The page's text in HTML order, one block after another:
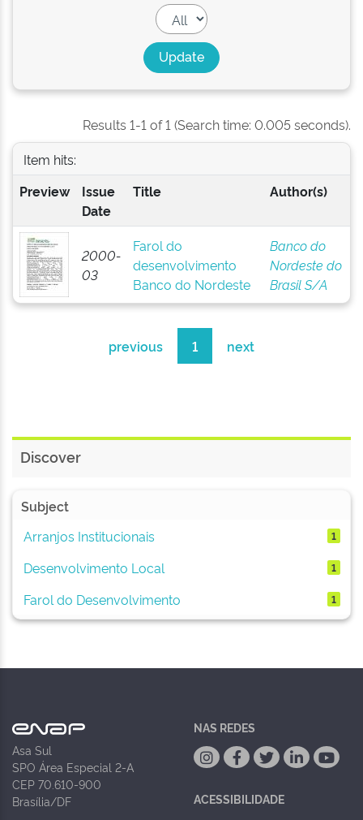
Results 1-1 of 1 (Search time: 0.005 seconds).
Item hits:
Preview
Issue
Date
Title Author(s)
2000-
03
Farol do
desenvolvimento
Banco do Nordeste
Banco do
Nordeste do
Brasil S/A
previous 1 next
Discover
Subject
Arranjos Institucionais
1
Desenvolvimento Local 1
Farol do Desenvolvimento 1
Asa Sul
SPO Área Especial 2-A
CEP 70.610-900
Brasília/DF
NAS REDES
ACESSIBILIDADE